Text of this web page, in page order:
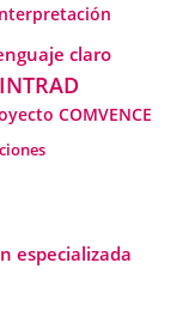
claro
COMVENCE
especializada